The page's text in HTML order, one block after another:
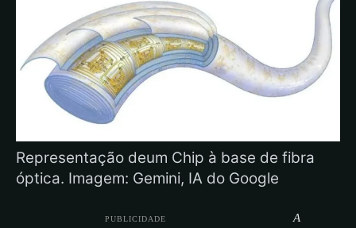
Representação deum Chip à base de fibra
óptica. Imagem: Gemini, IA do Google
PUBLICIDADE
A